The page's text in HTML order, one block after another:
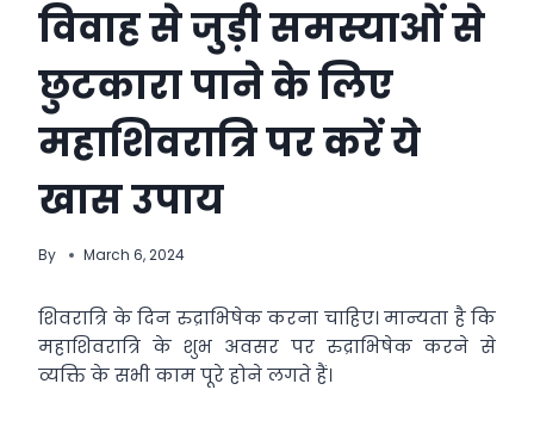
विवाह से जुड़ी समस्याओं से
छुटकारा पाने के लिए
महाशिवरात्रि पर करें ये
खास उपाय
By March 6, 2024
शिवरात्रि के दिन रुद्राभिषेक करना चाहिए। मान्यता है कि
महाशिवरात्रि के शुभ अवसर पर रुद्राभिषेक करने से
व्यक्ति के सभी काम पूरे होने लगते हैं।